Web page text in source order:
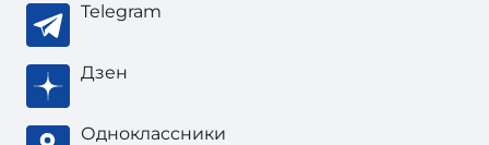
Telegram
Дзен
Одноклассники